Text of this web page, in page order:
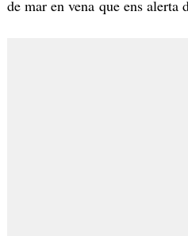
de mar en vena que ens alerta